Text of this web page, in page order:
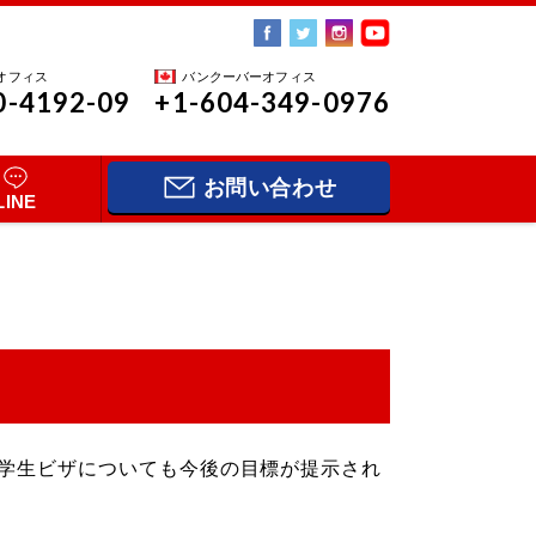
フィス
4192-09
バンクーバーオフィス
+1-604-349-0976
お問い合わせ
生ビザについても今後の目標が提示され